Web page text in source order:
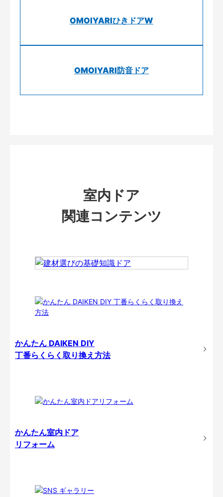
OMOIYARIひきドアW
OMOIYARI防音ドア
室内ドア
関連コンテンツ
かんたん DAIKEN DIY
丁番らくらく取り換え方法
かんたん室内ドア
リフォーム